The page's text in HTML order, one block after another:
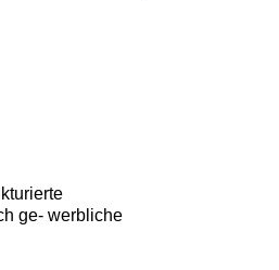
ge- werbliche